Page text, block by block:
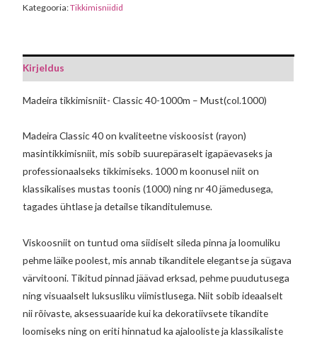
Kategooria:Tikkimisniidid
Kirjeldus
Madeira tikkimisniit- Classic 40-1000m – Must(col.1000)
Madeira Classic 40 on kvaliteetne viskoosist (rayon)
masintikkimisniit, mis sobib suurepäraselt igapäevaseks ja
professionaalseks tikkimiseks. 1000 m koonusel niit on
klassikalises mustas toonis (1000) ning nr 40 jämedusega,
tagades ühtlase ja detailse tikanditulemuse.
Viskoosniit on tuntud oma siidiselt sileda pinna ja loomuliku
pehme läike poolest, mis annab tikanditele elegantse ja sügava
värvitooni. Tikitud pinnad jäävad erksad, pehme puudutusega
ning visuaalselt luksusliku viimistlusega. Niit sobib ideaalselt
nii rõivaste, aksessuaaride kui ka dekoratiivsete tikandite
loomiseks ning on eriti hinnatud ka ajalooliste ja klassikaliste